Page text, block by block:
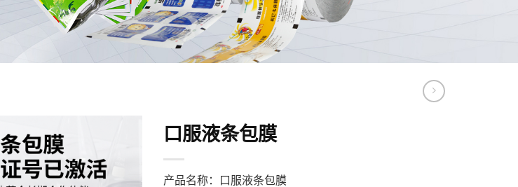
口服液条包膜
产品名称：口服液条包膜